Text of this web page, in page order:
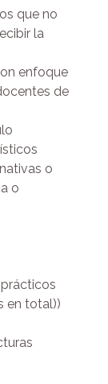
que no
la
enfoque
de
o
o
en total))